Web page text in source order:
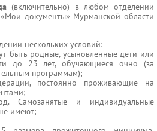
(включительно) в любом отделении
документы» Мурманской области
нескольких условий:
быть родные, усыновленные дети или
до 23 лет, обучающиеся очно (за
программам);
постоянно проживающие на
Самозанятые и индивидуальные
имеют;